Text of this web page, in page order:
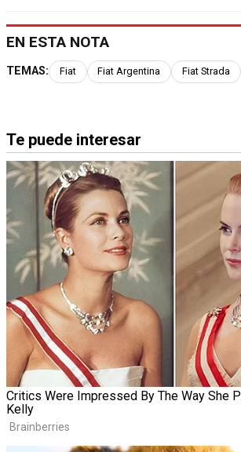
EN ESTA NOTA
TEMAS: Fiat Fiat Argentina Fiat Strada